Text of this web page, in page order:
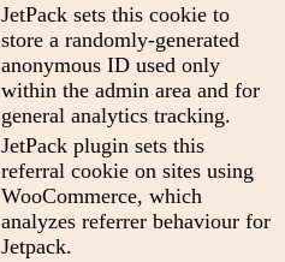
JetPack sets this cookie to
store a randomly-generated
anonymous ID used only
within the admin area and for
general analytics tracking.
JetPack plugin sets this
referral cookie on sites using
WooCommerce, which
analyzes referrer behaviour for
Jetpack.